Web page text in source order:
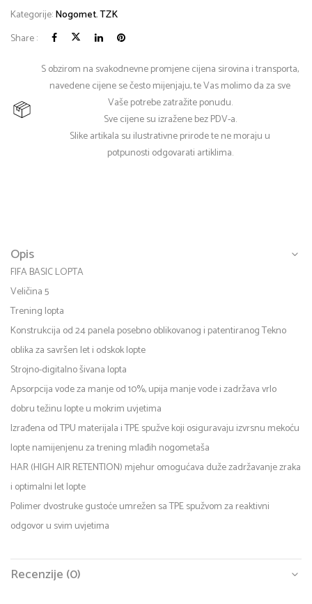
Kategorije:Nogomet,TZK
Share :
S obzirom na svakodnevne promjene cijena sirovina i transporta,
navedene cijene se često mijenjaju, te Vas molimo da za sve
Vaše potrebe zatražite ponudu.
Sve cijene su izražene bez PDV-a.
Slike artikala su ilustrativne prirode te ne moraju u
potpunosti odgovarati artiklima.
Opis
FIFA BASIC LOPTA
Veličina 5
Trening lopta
Konstrukcija od 24 panela posebno oblikovanog i patentiranog Tekno
oblika za savršen let i odskok lopte
Strojno-digitalno šivana lopta
Apsorpcija vode za manje od 10%, upija manje vode i zadržava vrlo
dobru težinu lopte u mokrim uvjetima
Izrađena od TPU materijala i TPE spužve koji osiguravaju izvrsnu mekoću
lopte namijenjenu za trening mlađih nogometaša
HAR (HIGH AIR RETENTION) mjehur omogućava duže zadržavanje zraka
i optimalni let lopte
Polimer dvostruke gustoće umrežen sa TPE spužvom za reaktivni
odgovor u svim uvjetima
Recenzije (0)